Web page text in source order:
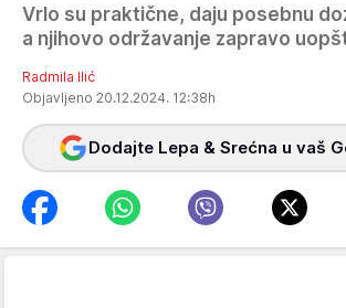
Vrlo su praktične, daju posebnu
a njihovo održavanje zapravo
Radmila Ilić
Objavljeno 20.12.2024. 12:38h
Dodajte Lepa & Srećna u vaš